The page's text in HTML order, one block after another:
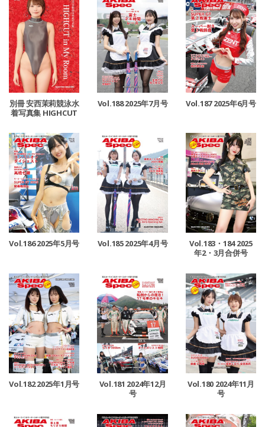
別冊 安西茉莉競泳水
着写真集 HIGHCUT
Vol.188 2025年7月号 Vol.187 2025年6月号
Vol.186 2025年5月号 Vol.185 2025年4月号
Vol.183・184 2025
年2・3月合併号
Vol.182 2025年1月号
Vol.181 2024年12月
号
Vol.180 2024年11月
号